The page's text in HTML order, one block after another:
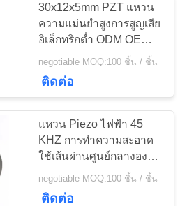
ร์ระดับอัลตรา
28
30x12x5mm PZT แหวน
ความแม่นยำสูงการสูญเสีย
อิเล็กทริกต่ำ ODM OEM
ใช้ได้
negotiable MOQ:100 ชิ้น / ชิ้น
ติดต่อ
แหวน Piezo ไฟฟ้า 45
KHZ การทำความสะอาด
ใช้เส้นผ่านศูนย์กลางองค์
ประกอบ PZT 38.1mm
negotiable MOQ:100 ชิ้น / ชิ้น
ติดต่อ